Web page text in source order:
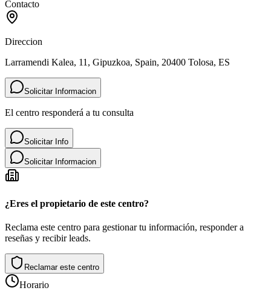
Contacto
Direccion
Larramendi Kalea, 11, Gipuzkoa, Spain, 20400 Tolosa, ES
Solicitar Informacion
El centro responderá a tu consulta
Solicitar Info
Solicitar Informacion
¿Eres el propietario de este centro?
Reclama este centro para gestionar tu información, responder a
reseñas y recibir leads.
Reclamar este centro
Horario